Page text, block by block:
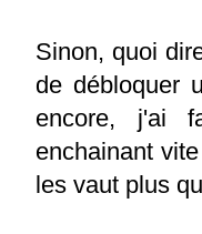
Sinon, quoi
de débloquer
encore, j'ai
enchainant
les vaut plus